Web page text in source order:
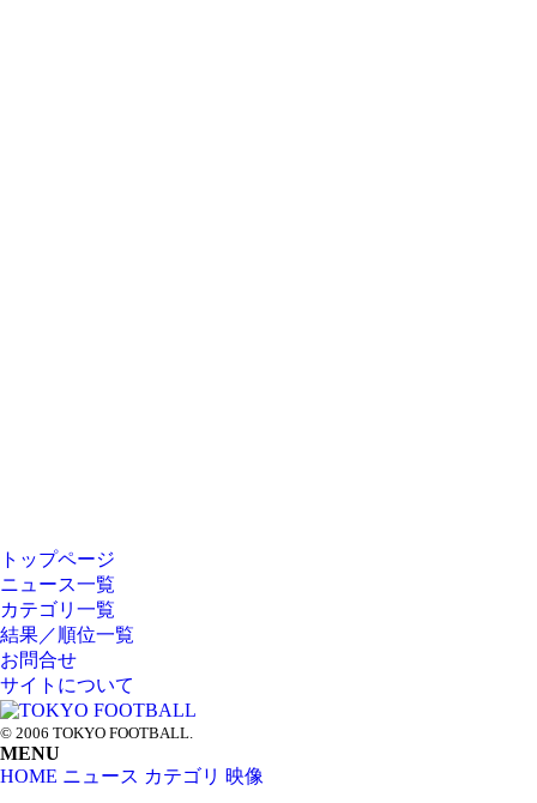
HOME
NEWS
CATEGORY
トップページ
ニュース一覧
カテゴリ一覧
結果／順位一覧
お問合せ
サイトについて
© 2006 TOKYO FOOTBALL.
MENU
HOME ニュース カテゴリ 映像